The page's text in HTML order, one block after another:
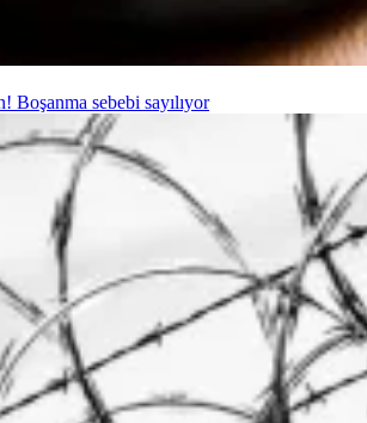
Boşanma sebebi sayılıyor